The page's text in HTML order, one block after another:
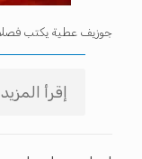
جوزيف عطية يكتب
إقرأ المزيد